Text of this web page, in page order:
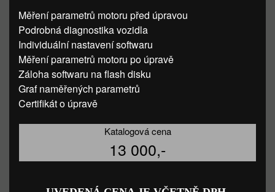
Měření parametrů motoru před úpravou
Podrobná diagnostika vozidla
Individuální nastavení softwaru
Měření parametrů motoru po úpravě
Záloha softwaru na flash disku
Graf naměřených parametrů
Certifikát o úpravě
Katalogová cena
13 000,-